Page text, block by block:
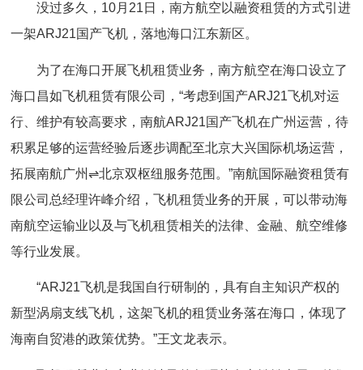
没过多久，10月21日，南方航空以融资租赁的方式引进
一架ARJ21国产飞机，落地海口江东新区。
为了在海口开展飞机租赁业务，南方航空在海口设立了
海口昌如飞机租赁有限公司，“考虑到国产ARJ21飞机对运
行、维护有较高要求，南航ARJ21国产飞机在广州运营，待
积累足够的运营经验后逐步调配至北京大兴国际机场运营，
拓展南航广州⇌北京双枢纽服务范围。”南航国际融资租赁有
限公司总经理许峰介绍，飞机租赁业务的开展，可以带动海
南航空运输业以及与飞机租赁相关的法律、金融、航空维修
等行业发展。
“ARJ21飞机是我国自行研制的，具有自主知识产权的
新型涡扇支线飞机，这架飞机的租赁业务落在海口，体现了
海南自贸港的政策优势。”王文龙表示。